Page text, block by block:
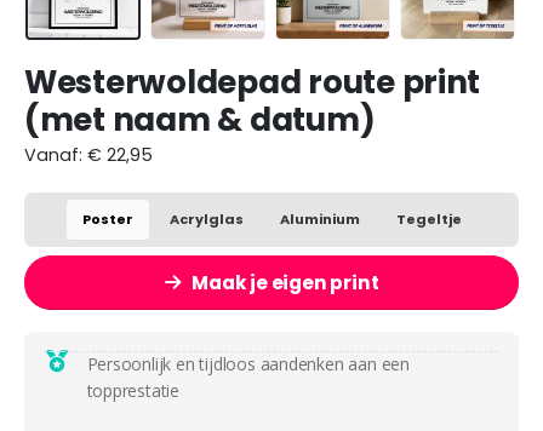
Westerwoldepad route print
(met naam & datum)
Vanaf: € 22,95
Poster Acrylglas Aluminium Tegeltje
Maak je eigen print
Persoonlijk en tijdloos aandenken aan een
topprestatie